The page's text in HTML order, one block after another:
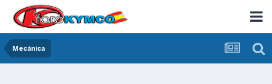
Mecánica